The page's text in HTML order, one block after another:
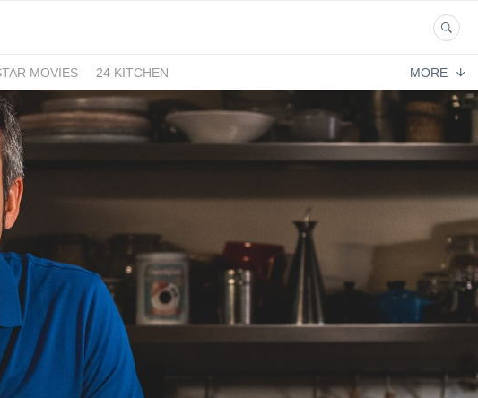
MOVIES
24 KITCHEN
MORE